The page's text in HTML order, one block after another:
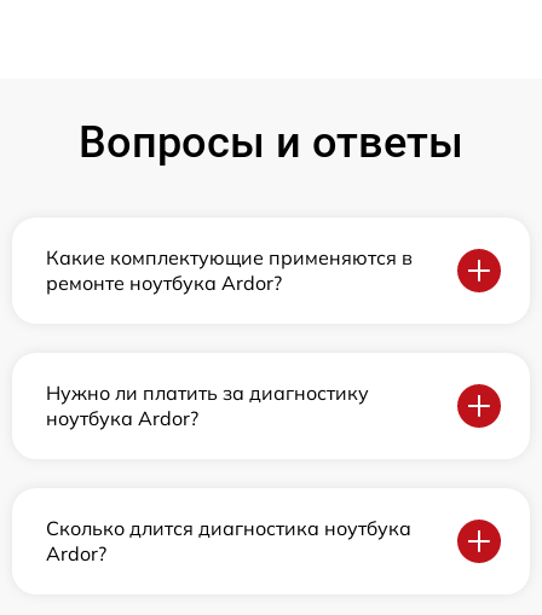
Вопросы и ответы
Какие комплектующие применяются в
ремонте ноутбука Ardor?
Нужно ли платить за диагностику
ноутбука Ardor?
Сколько длится диагностика ноутбука
Ardor?